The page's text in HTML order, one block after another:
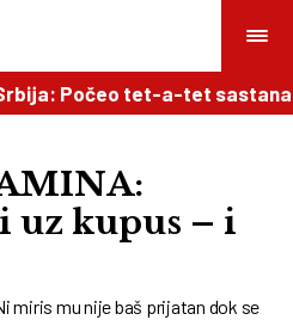
Počeo tet-a-tet sastanak
kupus – i
miris mu nije baš prijatan dok se